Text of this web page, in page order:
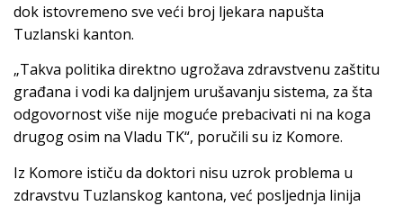
dok istovremeno sve veći broj ljekara napušta
Tuzlanski kanton.
„Takva politika direktno ugrožava zdravstvenu zaštitu
građana i vodi ka daljnjem urušavanju sistema, za šta
odgovornost više nije moguće prebacivati ni na koga
drugog osim na Vladu TK“, poručili su iz Komore.
Iz Komore ističu da doktori nisu uzrok problema u
zdravstvu Tuzlanskog kantona, već posljednja linija